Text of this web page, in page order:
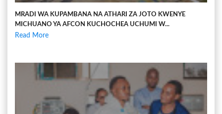
MRADI WA KUPAMBANA NA ATHARI ZA JOTO KWENYE
MICHUANO YA AFCON KUCHOCHEA UCHUMI W...
Read More